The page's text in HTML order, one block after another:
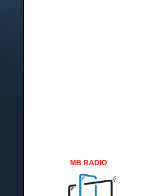
MB RADIO